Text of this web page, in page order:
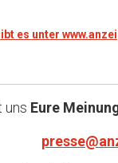
es unter
uns Eure